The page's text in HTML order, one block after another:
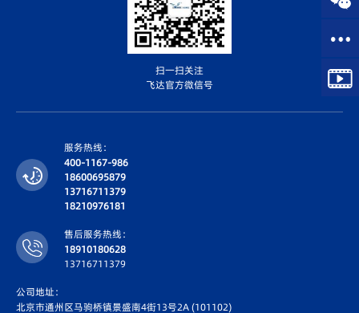
扫一扫关注
飞达官方微信号
服务热线：
400-1167-986
18600695879
13716711379
18210976181
售后服务热线：
18910180628
13716711379
公司地址：
北京市通州区马驹桥镇景盛南4街13号2A (101102)